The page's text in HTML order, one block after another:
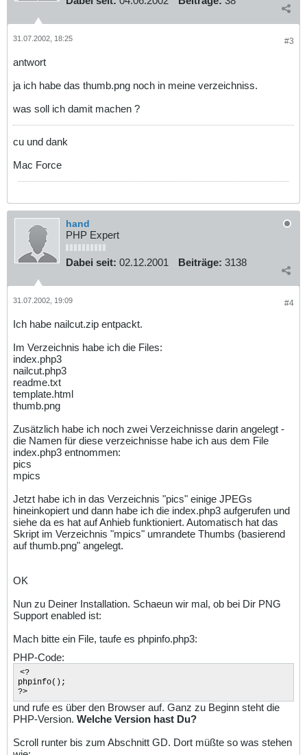
#3
31.07.2002, 18:25
antwort
ja ich habe das thumb.png noch in meine verzeichniss.
was soll ich damit machen ?
cu und dank
Mac Force
hand
PHP Expert
Dabei seit: 02.12.2001 Beiträge: 3138
#4
31.07.2002, 19:09
Ich habe nailcut.zip entpackt.
Im Verzeichnis habe ich die Files:
index.php3
nailcut.php3
readme.txt
template.html
thumb.png
Zusätzlich habe ich noch zwei Verzeichnisse darin angelegt -
die Namen für diese verzeichnisse habe ich aus dem File
index.php3 entnommen:
pics
mpics
Jetzt habe ich in das Verzeichnis "pics" einige JPEGs
hineinkopiert und dann habe ich die index.php3 aufgerufen und
siehe da es hat auf Anhieb funktioniert. Automatisch hat das
Skript im Verzeichnis "mpics" umrandete Thumbs (basierend
auf thumb.png" angelegt.
OK
Nun zu Deiner Installation. Schaeun wir mal, ob bei Dir PNG
Support enabled ist:
Mach bitte ein File, taufe es phpinfo.php3:
PHP-Code:
<?
phpinfo();
?>
und rufe es über den Browser auf. Ganz zu Beginn steht die
PHP-Version. Welche Version hast Du?
Scroll runter bis zum Abschnitt GD. Dort müßte so was stehen